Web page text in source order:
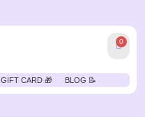
0
GIFT CARD 🎁 BLOG 📝